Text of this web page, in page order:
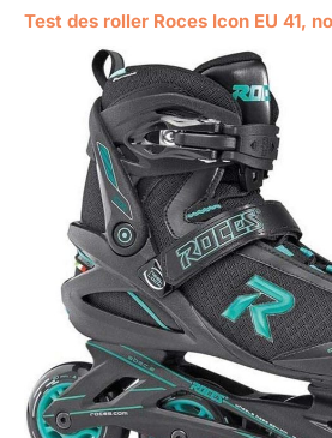
Test des roller Roces Icon EU 41,